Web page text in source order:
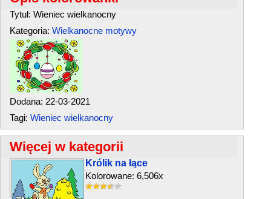
Tytul: Wieniec wielkanocny
Kategoria: Wielkanocne motywy
Dodana: 22-03-2021
Tagi: Wieniec wielkanocny
Więcej w kategorii
Królik na łące
Kolorowane: 6,506x